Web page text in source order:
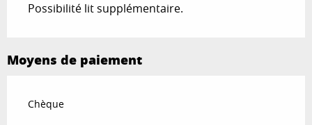
Possibilité lit supplémentaire.
Moyens de paiement
Chèque